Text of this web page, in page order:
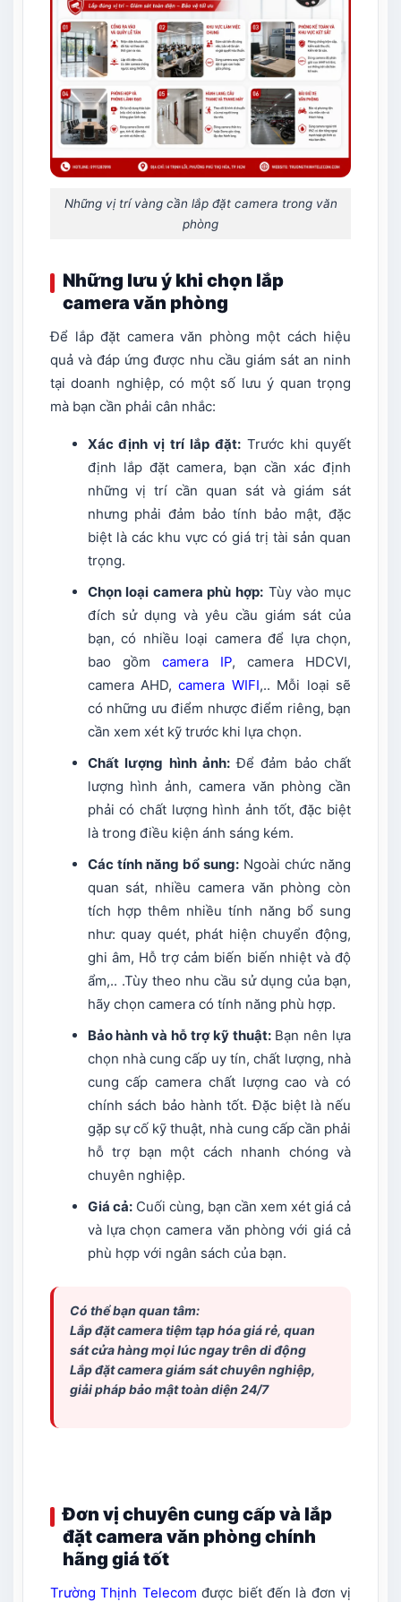
Những vị trí vàng cần lắp đặt camera trong văn
phòng
Những lưu ý khi chọn lắp
camera văn phòng
Để lắp đặt camera văn phòng một cách hiệu
quả và đáp ứng được nhu cầu giám sát an ninh
tại doanh nghiệp, có một số lưu ý quan trọng
mà bạn cần phải cân nhắc:
Xác định vị trí lắp đặt: Trước khi quyết
định lắp đặt camera, bạn cần xác định
những vị trí cần quan sát và giám sát
nhưng phải đảm bảo tính bảo mật, đặc
biệt là các khu vực có giá trị tài sản quan
trọng.
Chọn loại camera phù hợp: Tùy vào mục
đích sử dụng và yêu cầu giám sát của
bạn, có nhiều loại camera để lựa chọn,
bao gồm camera IP, camera HDCVI,
camera AHD,camera WIFI,.. Mỗi loại sẽ
có những ưu điểm nhược điểm riêng, bạn
cần xem xét kỹ trước khi lựa chọn.
Chất lượng hình ảnh:Để đảm bảo chất
lượng hình ảnh, camera văn phòng cần
phải có chất lượng hình ảnh tốt, đặc biệt
là trong điều kiện ánh sáng kém.
Các tính năng bổ sung: Ngoài chức năng
quan sát, nhiều camera văn phòng còn
tích hợp thêm nhiều tính năng bổ sung
như: quay quét, phát hiện chuyển động,
ghi âm, Hỗ trợ cảm biến biến nhiệt và độ
ẩm,.. .Tùy theo nhu cầu sử dụng của bạn,
hãy chọn camera có tính năng phù hợp.
Bảo hành và hỗ trợ kỹ thuật:Bạn nên lựa
chọn nhà cung cấp uy tín, chất lượng, nhà
cung cấp camera chất lượng cao và có
chính sách bảo hành tốt. Đặc biệt là nếu
gặp sự cố kỹ thuật, nhà cung cấp cần phải
hỗ trợ bạn một cách nhanh chóng và
chuyên nghiệp.
Giá cả:Cuối cùng, bạn cần xem xét giá cả
và lựa chọn camera văn phòng với giá cả
phù hợp với ngân sách của bạn.
Có thể bạn quan tâm:
Lắp đặt camera tiệm tạp hóagiá rẻ, quan
sát cửa hàng mọi lúc ngay trên di động
Lắp đặt camera giám sátchuyên nghiệp,
giải pháp bảo mật toàn diện 24/7
Đơn vị chuyên cung cấp và lắp
đặt camera văn phòng chính
hãng giá tốt
Trường Thịnh Telecom được biết đến là đơn vị